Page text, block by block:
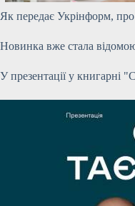
Як передає Укрінформ, про
Новинка вже стала
У презентації у книгарні